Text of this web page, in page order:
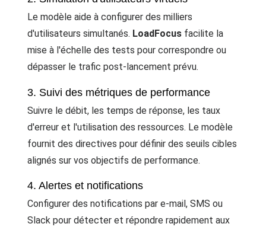
Le modèle aide à configurer des milliers
d'utilisateurs simultanés. LoadFocus facilite la
mise à l'échelle des tests pour correspondre ou
dépasser le trafic post-lancement prévu.
3. Suivi des métriques de performance
Suivre le débit, les temps de réponse, les taux
d'erreur et l'utilisation des ressources. Le modèle
fournit des directives pour définir des seuils cibles
alignés sur vos objectifs de performance.
4. Alertes et notifications
Configurer des notifications par e-mail, SMS ou
Slack pour détecter et répondre rapidement aux